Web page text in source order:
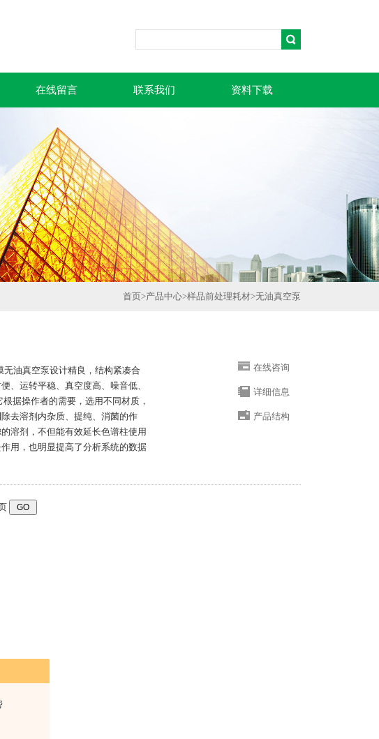
在线留言 联系我们 资料下载
首页>产品中心>样品前处理耗材>无油真空泵
油真空泵设计精良，结构紧凑合
、运转平稳、真空度高、噪音低、
据操作者的需要，选用不同材质，
去溶剂内杂质、提纯、消菌的作
溶剂，不但能有效延长色谱柱使用
用，也明显提高了分析系统的数据
在线咨询
详细信息
产品结构